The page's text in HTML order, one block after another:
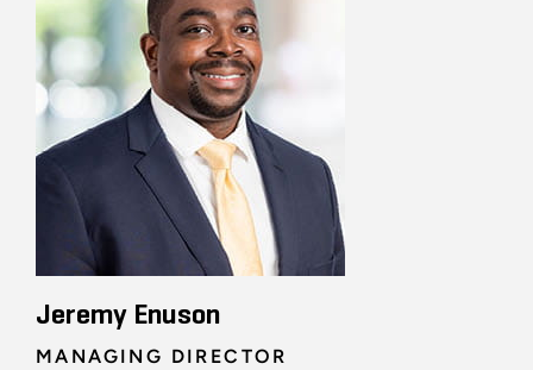
Jeremy Enuson
MANAGING DIRECTOR